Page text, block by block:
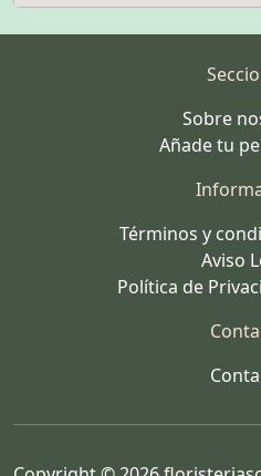
Sobre
Añade tu
Términos y
Aviso
Política de